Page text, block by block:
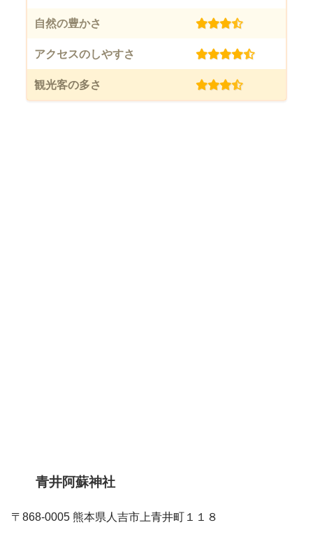
自然の豊かさ
アクセスのしやすさ (4.5)
観光客の多さ
青井阿蘇神社
〒868-0005 熊本県人吉市上青井町１１８